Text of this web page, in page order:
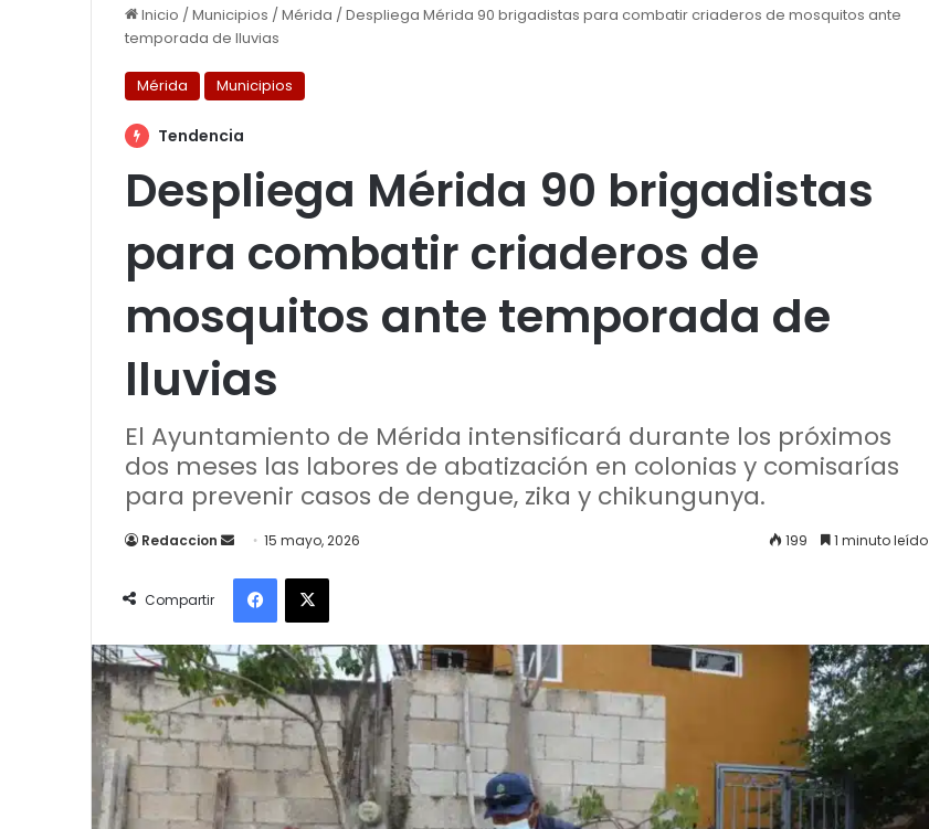
Inicio /Municipios /Mérida /Despliega Mérida 90 brigadistas para combatir criaderos de mosquitos ante
temporada de lluvias
Mérida Municipios
Tendencia
Despliega Mérida 90 brigadistas
para combatir criaderos de
mosquitos ante temporada de
lluvias
El Ayuntamiento de Mérida intensificará durante los próximos
dos meses las labores de abatización en colonias y comisarías
para prevenir casos de dengue, zika y chikungunya.
Redaccion
Send
email
15 mayo, 2026 199 1 minuto leído
Compartir
Facebook
X